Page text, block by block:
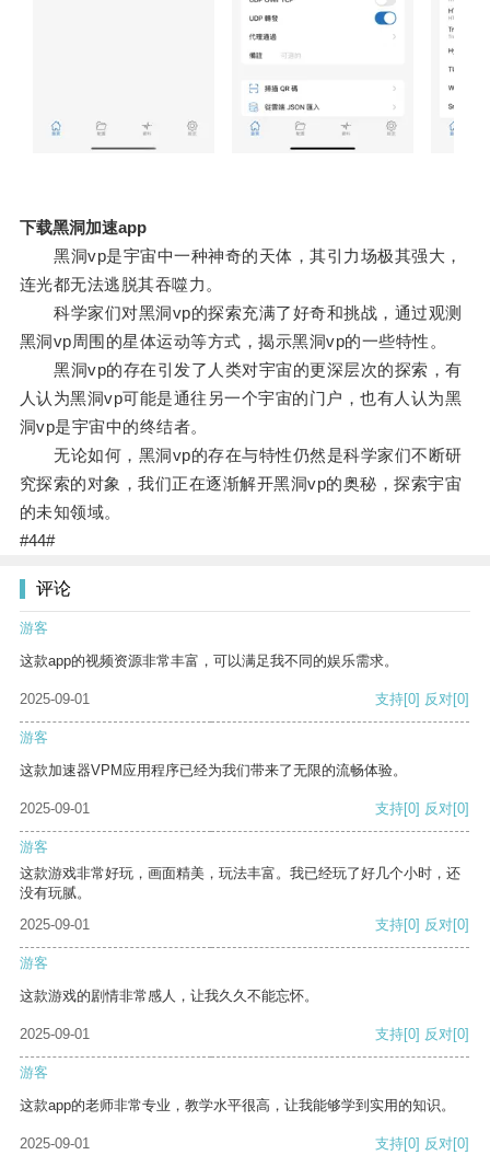
下载黑洞加速app
黑洞vp是宇宙中一种神奇的天体，其引力场极其强大，
连光都无法逃脱其吞噬力。
科学家们对黑洞vp的探索充满了好奇和挑战，通过观测
黑洞vp周围的星体运动等方式，揭示黑洞vp的一些特性。
黑洞vp的存在引发了人类对宇宙的更深层次的探索，有
人认为黑洞vp可能是通往另一个宇宙的门户，也有人认为黑
洞vp是宇宙中的终结者。
无论如何，黑洞vp的存在与特性仍然是科学家们不断研
究探索的对象，我们正在逐渐解开黑洞vp的奥秘，探索宇宙
的未知领域。
#44#
评论
游客
这款app的视频资源非常丰富，可以满足我不同的娱乐需求。
2025-09-01 支持[0] 反对[0]
游客
这款加速器VPM应用程序已经为我们带来了无限的流畅体验。
2025-09-01 支持[0] 反对[0]
游客
这款游戏非常好玩，画面精美，玩法丰富。我已经玩了好几个小时，还
没有玩腻。
2025-09-01
支持[0] 反对[0]
游客
这款游戏的剧情非常感人，让我久久不能忘怀。
2025-09-01 支持[0] 反对[0]
游客
这款app的老师非常专业，教学水平很高，让我能够学到实用的知识。
2025-09-01 支持[0] 反对[0]